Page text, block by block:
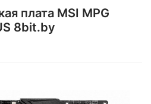
плата MSI MPG
8bit.by